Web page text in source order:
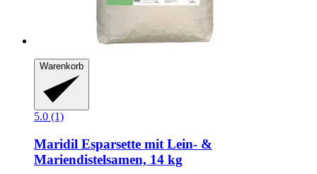
Warenkorb
5.0 (1)
Maridil Esparsette mit Lein-​ &
Mariendistelsamen, 14 kg